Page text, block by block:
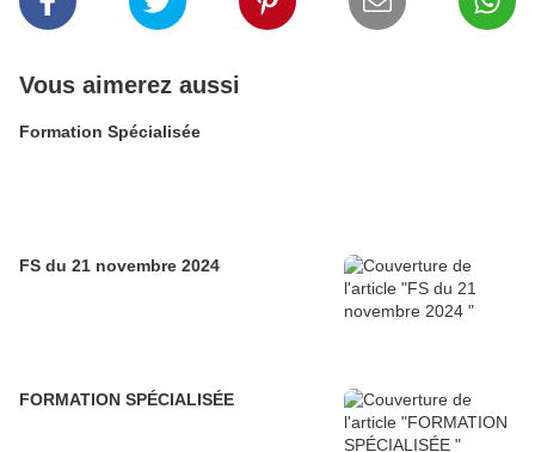
Vous aimerez aussi
Formation Spécialisée
FS du 21 novembre 2024
FORMATION SPÉCIALISÉE